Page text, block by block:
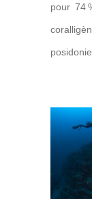
pour 74
posidonie.